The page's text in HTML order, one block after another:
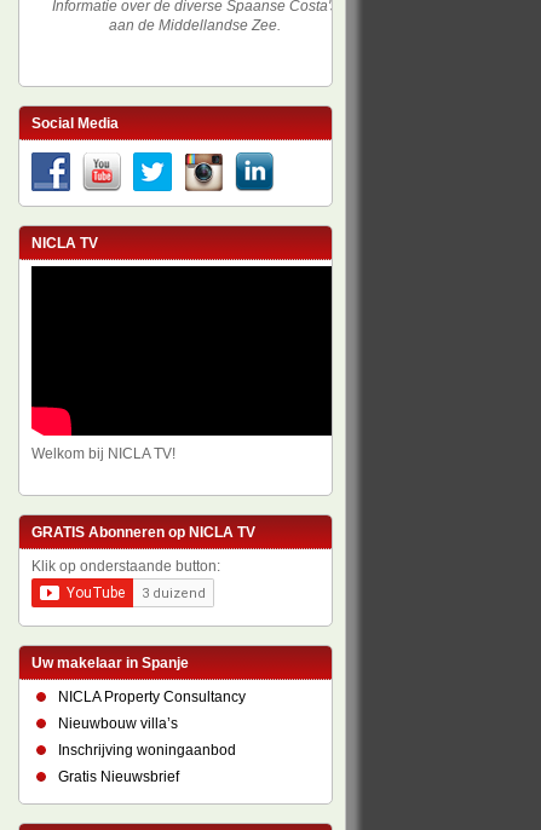
Informatie over de diverse Spaanse Costa's
aan de Middellandse Zee.
Social Media
NICLA TV
Welkom bij NICLA TV!
GRATIS Abonneren op NICLA TV
Klik op onderstaande button:
Uw makelaar in Spanje
NICLA Property Consultancy
Nieuwbouw villa’s
Inschrijving woningaanbod
Gratis Nieuwsbrief